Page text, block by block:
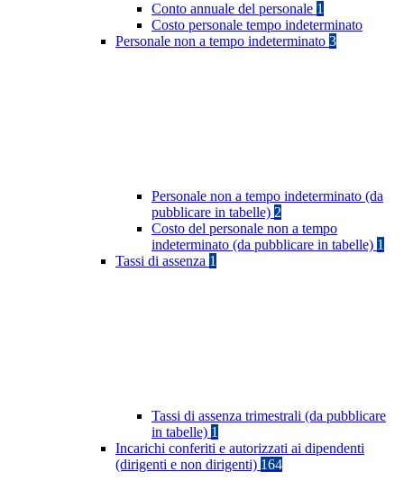
Conto annuale del personale 1
Costo personale tempo indeterminato
Personale non a tempo indeterminato 3
Personale non a tempo indeterminato (da
pubblicare in tabelle) 2
Costo del personale non a tempo
indeterminato (da pubblicare in tabelle) 1
Tassi di assenza 1
Tassi di assenza trimestrali (da pubblicare
in tabelle) 1
Incarichi conferiti e autorizzati ai dipendenti
(dirigenti e non dirigenti) 164